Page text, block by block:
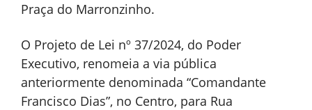
Praça do Marronzinho.
O Projeto de Lei nº 37/2024, do Poder
Executivo, renomeia a via pública
anteriormente denominada “Comandante
Francisco Dias”, no Centro, para Rua